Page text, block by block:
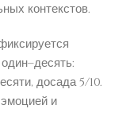
контекстов.
досада 5/10.
и